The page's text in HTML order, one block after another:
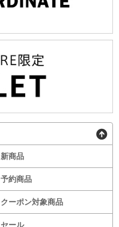
新商品
予約商品
クーポン対象商品
セール